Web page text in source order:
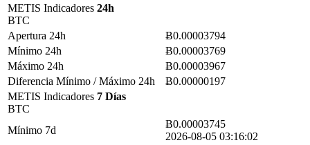
METIS Indicadores 24h
BTC
Apertura 24h
Ƀ0.00003794
Mínimo 24h
Ƀ0.00003769
Máximo 24h
Ƀ0.00003967
Diferencia Mínimo / Máximo 24h
Ƀ0.00000197
METIS Indicadores 7 Días
BTC
Mínimo 7d
Ƀ0.00003745
2026-08-05 03:16:02